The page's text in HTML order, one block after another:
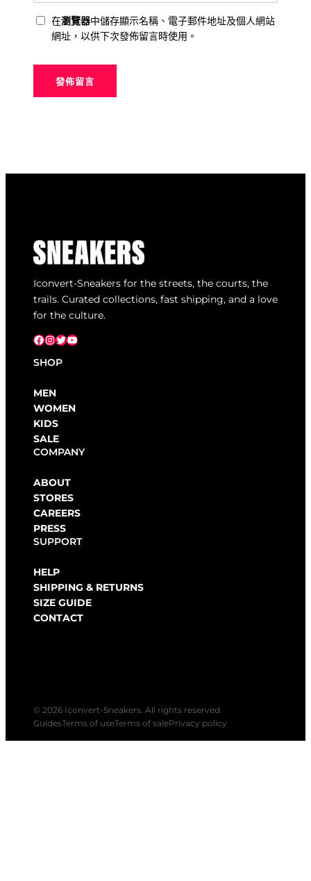
在瀏覽器中儲存顯示名稱、電子郵件地址及個人網站
網址，以供下次發佈留言時使用。
Iconvert-Sneakers for the streets, the courts, the
trails. Curated collections, fast shipping, and a love
for the culture.
Facebook InstagramX YouTube
SHOP
MEN
WOMEN
KIDS
SALE
COMPANY
ABOUT
STORES
CAREERS
PRESS
SUPPORT
HELP
SHIPPING & RETURNS
SIZE GUIDE
CONTACT
© 2026 Iconvert-Sneakers. All rights reserved.
GuidesTerms of useTerms of salePrivacy policy